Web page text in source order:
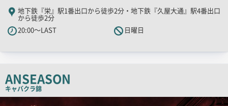
舗
PR
キ
ッ
コ
ピ
地下鉄『栄』駅1番出口から徒歩2分・地下鉄『久屋大通』駅4番出口
から徒歩2分
20:00～LAST
日曜日
ANSEASON
キャバクラ錦
検